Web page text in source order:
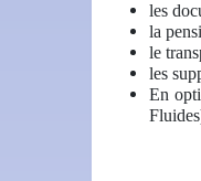
les
la
le
les
En